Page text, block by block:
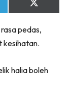
Share
on
(Twitter)
pedas,
kesihatan.
halia boleh